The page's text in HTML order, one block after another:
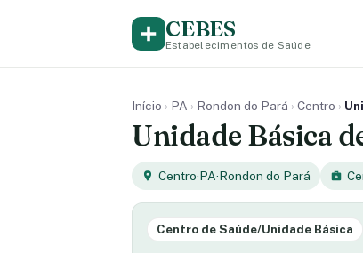
CEBES
Estabelecimentos de Saúde
Início › PA › Rondon do Pará › Centro ›
Unidade Básica
Centro·PA·Rondon do Pará
Centro de Saúde/Unidade Básica